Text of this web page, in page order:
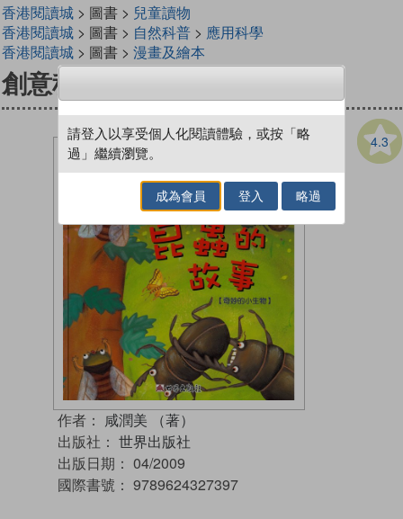
香港閱讀城> 圖書 > 兒童讀物
香港閱讀城> 圖書 > 自然科普> 應用科學
香港閱讀城> 圖書 > 漫畫及繪本
創意科學王──昆蟲的故事
4.3
作者： 咸潤美 （著）
出版社： 世界出版社
出版日期： 04/2009
國際書號： 9789624327397
請登入以享受個人化閱讀體驗，或按「略
過」繼續瀏覽。
成為會員 登入 略過